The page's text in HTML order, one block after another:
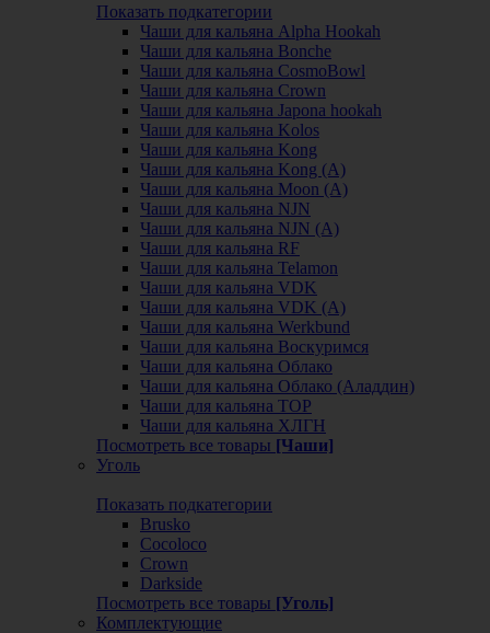
Показать подкатегории
Чаши для кальяна Alpha Hookah
Чаши для кальяна Bonche
Чаши для кальяна CosmoBowl
Чаши для кальяна Crown
Чаши для кальяна Japona hookah
Чаши для кальяна Kolos
Чаши для кальяна Kong
Чаши для кальяна Kong (A)
Чаши для кальяна Moon (А)
Чаши для кальяна NJN
Чаши для кальяна NJN (А)
Чаши для кальяна RF
Чаши для кальяна Telamon
Чаши для кальяна VDK
Чаши для кальяна VDK (А)
Чаши для кальяна Werkbund
Чаши для кальяна Воскуримся
Чаши для кальяна Облако
Чаши для кальяна Облако (Аладдин)
Чаши для кальяна ТОР
Чаши для кальяна ХЛГН
Посмотреть все товары [Чаши]
Уголь
Показать подкатегории
Brusko
Cocoloco
Crown
Darkside
Посмотреть все товары [Уголь]
Комплектующие